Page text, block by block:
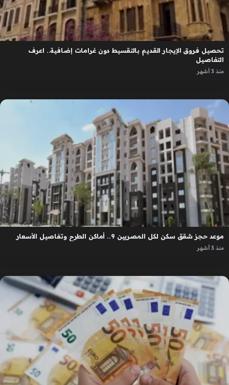
تحصيل فروق الإيجار القديم بالتقسيط دون غرامات إضافية.. اعرف
التفاصيل
منذ 3 أشهر
موعد حجز شقق سكن لكل المصريين 9.. أماكن الطرح وتفاصيل الأسعار
منذ 3 أشهر